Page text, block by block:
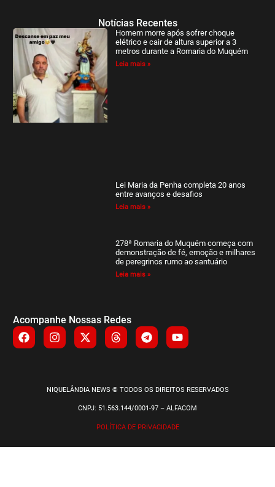
Notícias Recentes
Homem morre após sofrer choque
elétrico e cair de altura superior a 3
metros durante a Romaria do Muquém
Leia mais »
Lei Maria da Penha completa 20 anos
entre avanços e desafios
Leia mais »
278ª Romaria do Muquém começa com
demonstração de fé, emoção e milhares
de peregrinos rumo ao santuário
Leia mais »
Acompanhe Nossas Redes
NIQUELÂNDIA NEWS © TODOS OS DIREITOS RESERVADOS
CNPJ: 51.563.144/0001-97 – ALFACOM
POLÍTICA DE PRIVACIDADE